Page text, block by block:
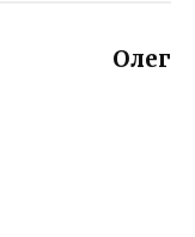
Олег